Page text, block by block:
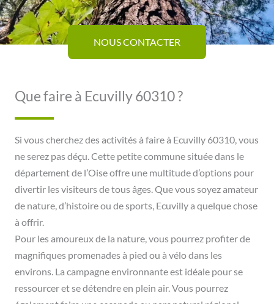
NOUS CONTACTER
Que faire à Ecuvilly 60310 ?
Si vous cherchez des activités à faire à Ecuvilly 60310, vous
ne serez pas déçu. Cette petite commune située dans le
département de l’Oise offre une multitude d’options pour
divertir les visiteurs de tous âges. Que vous soyez amateur
de nature, d’histoire ou de sports, Ecuvilly a quelque chose
à offrir.
Pour les amoureux de la nature, vous pourrez profiter de
magnifiques promenades à pied ou à vélo dans les
environs. La campagne environnante est idéale pour se
ressourcer et se détendre en plein air. Vous pourrez